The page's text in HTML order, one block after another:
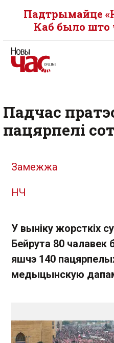
Падтрымайце
Каб было што
Падчас
пацярпелі
Замежжа
НЧ
У выніку жорсткіх
Бейрута 80 чалавек
яшчэ 140
медыцынскую